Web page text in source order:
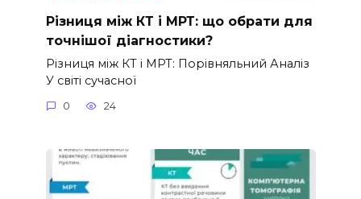
Різниця між КТ і МРТ: що обрати для
точнішої діагностики?
Різниця між КТ і МРТ: Порівняльний Аналіз
У світі сучасної
0 24